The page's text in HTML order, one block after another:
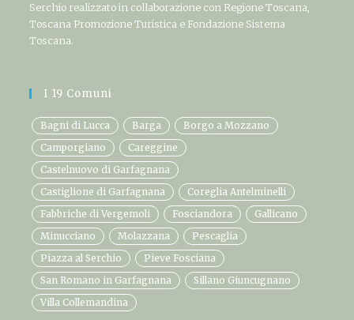
Serchio realizzato in collaborazione con Regione Toscana,
Toscana Promozione Turistica e Fondazione Sistema
Toscana.
I 19 Comuni
Bagni di Lucca Barga
Borgo a Mozzano
Camporgiano
Careggine
Castelnuovo di Garfagnana
Castiglione di Garfagnana
Coreglia Antelminelli
Fabbriche di Vergemoli
Fosciandora
Gallicano
Minucciano
Molazzana
Pescaglia
Piazza al Serchio
Pieve Fosciana
San Romano in Garfagnana
Sillano Giuncugnano
Villa Collemandina